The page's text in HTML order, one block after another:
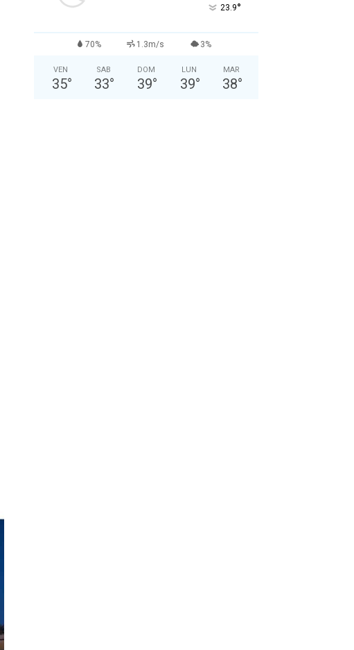
23.9°
70% 1.3m/s 3%
VEN
35°
SAB
33°
DOM
39°
LUN
39°
MAR
38°